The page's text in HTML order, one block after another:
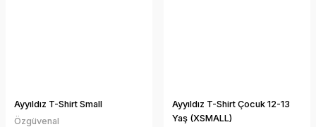
Ayyıldız T-Shirt Small
Özgüvenal
Ayyıldız T-Shirt Çocuk 12-13
Yaş (XSMALL)